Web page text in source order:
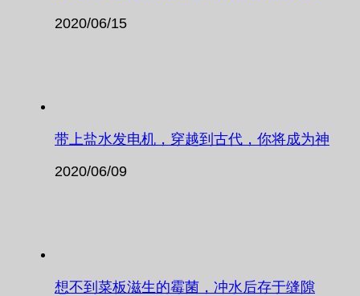
2020/06/15
带上盐水发电机，穿越到古代，你将成为神
2020/06/09
想不到菜板滋生的霉菌，冲水后存于缝隙